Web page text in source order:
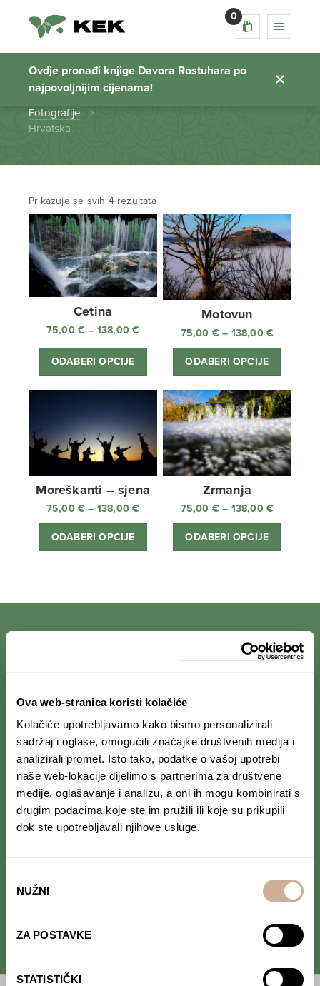
Ova web-stranica koristi kolačiće
Kolačiće upotrebljavamo kako bismo personalizirali
sadržaj i oglase, omogućili značajke društvenih medija i
analizirali promet. Isto tako, podatke o vašoj upotrebi
naše web-lokacije dijelimo s partnerima za društvene
medije, oglašavanje i analizu, a oni ih mogu kombinirati s
drugim podacima koje ste im pružili ili koje su prikupili
dok ste upotrebljavali njihove usluge.
pristanka
NUŽNI
ZA POSTAVKE
STATISTIČKI
0
Ovdje pronađi knjige Davora Rostuhara po
najpovoljnijim cijenama!
Hrvatska
Početna stranica
Fotografije
Hrvatska
Prikazuje se svih 4 rezultata
Cetina
75,00€ – 138,00€
cijena:
75,00 €
do
138,00 €
ODABERI OPCIJE
Motovun
75,00 € – 138,00 €
cijena:
75,00 €
do
138,00 €
ODABERI OPCIJE
Moreškanti – sjena
75,00€ – 138,00€
cijena:
75,00 €
ODABERI OPCIJE
Zrmanja
75,00 € – 138,00 €
cijena:
75,00 €
ODABERI OPCIJE
Prihvaćam da se moji podaci spremaju u bazu
newslettera
PRATI NAS NA DRUŠTVENIM MREŽAMA
Od Norveške do Antarktike i od Južne Amerike
kulture